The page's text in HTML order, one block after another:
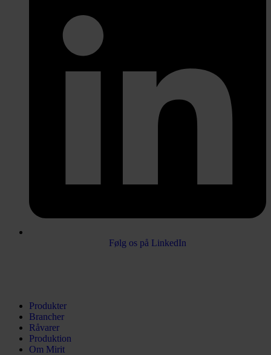
Følg os på LinkedIn
Produkter
Brancher
Råvarer
Produktion
Om Mirit